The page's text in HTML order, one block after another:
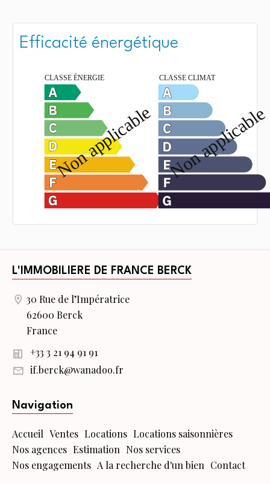
Efficacité énergétique
L'IMMOBILIERE DE FRANCE BERCK
30 Rue de l’Impératrice
62600 Berck
France
+33 3 21 94 91 91
if.berck@wanadoo.fr
Navigation
Accueil Ventes Locations Locations saisonnières
Nos agences Estimation Nos services
Nos engagements A la recherche d'un bien Contact